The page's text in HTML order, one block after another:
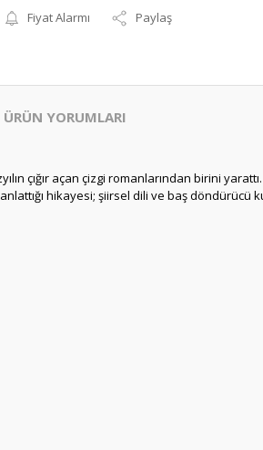
Fiyat Alarmı Paylaş
ÜRÜN YORUMLARI
çığır açan çizgi romanlarından birini
hikayesi; şiirsel dili ve baş